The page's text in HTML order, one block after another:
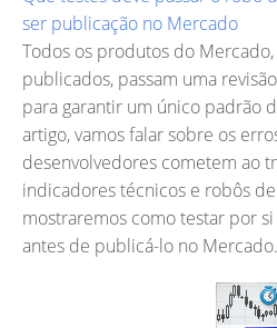
ser publicação no Mercado
Todos os produtos do
publicados, passam uma
para garantir um único padrão
artigo, vamos falar sobre os
desenvolvedores cometem ao
indicadores técnicos e robôs
mostraremos como testar por
antes de publicá-lo no Mercado.